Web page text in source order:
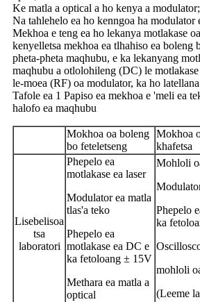
Ke matla a optical a ho kenya a modulator;
Na tahlehelo ea ho kenngoa ha modulator
Mekhoa e teng ea ho lekanya motlakase
kenyelletsa mekhoa ea tlhahiso ea boleng
pheta-pheta maqhubu, e ka lekanyang
maqhubu a otlolohileng (DC) le motlakase
le-moea (RF) oa modulator, ka ho
Tafole ea 1 Papiso ea mekhoa e 'meli ea
halofo ea maqhubu
Mokhoa oa boleng
bo feteletseng
Mokhoa
khafetsa
Lisebelisoa
tsa
laboratori
Phepelo ea
motlakase ea laser
Modulator ea matla
tlas'a teko
Phepelo ea
motlakase ea DC e
ka fetoloang ± 15V
Methara ea matla a
optical
Mohloli
Phepelo
ka
mohloli
(Leeme